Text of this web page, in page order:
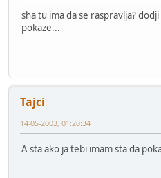
sha tu ima da se raspravlja?
pokaze...
Tajci
14-05-2003, 01:20:34
A sta ako ja tebi imam sta da